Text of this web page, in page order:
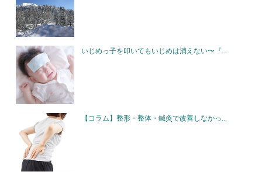
いじめっ子を叩いてもいじめは消えない〜『...
【コラム】整形・整体・鍼灸で改善しなかっ...